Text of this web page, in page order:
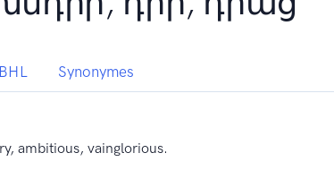
Synonymes
ambitious, vainglorious.